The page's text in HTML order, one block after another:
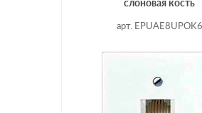
арт. EPUAE8UPOK6